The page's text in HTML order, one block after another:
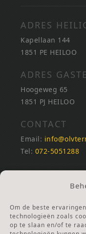
Om de beste
technologieën zoals
op te slaan en/of te
ADRES
Kapellaan 144
1851 PE HEILOO
ADRES
Hoogeweg 65
1851 PJ HEILOO
CONTACT
Email:
Tel: 072-5051288
Ga naar Doneren